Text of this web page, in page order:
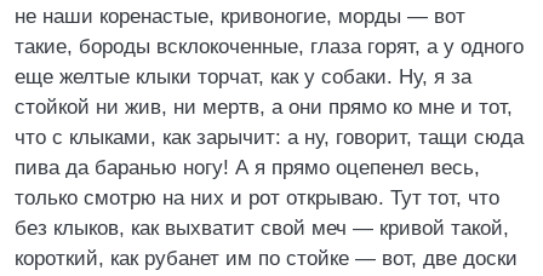
не наши коренастые, кривоногие, морды — вот
такие, бороды всклокоченные, глаза горят, а у одного
еще желтые клыки торчат, как у собаки. Ну, я за
стойкой ни жив, ни мертв, а они прямо ко мне и тот,
что с клыками, как зарычит: а ну, говорит, тащи сюда
пива да баранью ногу! А я прямо оцепенел весь,
только смотрю на них и рот открываю. Тут тот, что
без клыков, как выхватит свой меч — кривой такой,
короткий, как рубанет им по стойке — вот, две доски